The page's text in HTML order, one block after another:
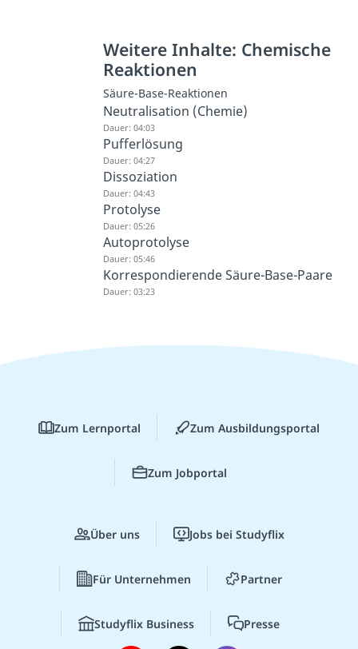
Weitere Inhalte: Chemische
Reaktionen
Säure-Base-Reaktionen
Neutralisation (Chemie)
Dauer: 04:03
Pufferlösung
Dauer: 04:27
Dissoziation
Dauer: 04:43
Protolyse
Dauer: 05:26
Autoprotolyse
Dauer: 05:46
Korrespondierende Säure-Base-Paare
Dauer: 03:23
Zum Lernportal Zum Ausbildungsportal
Zum Jobportal
Über uns Jobs bei Studyflix
Für Unternehmen Partner
Studyflix Business Presse